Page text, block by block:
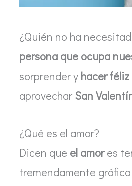
¿Quién no ha
persona que ocupa
sorprender y hacer
aprovechar San
¿Qué es el amor?
Dicen que el amores
tremendamente